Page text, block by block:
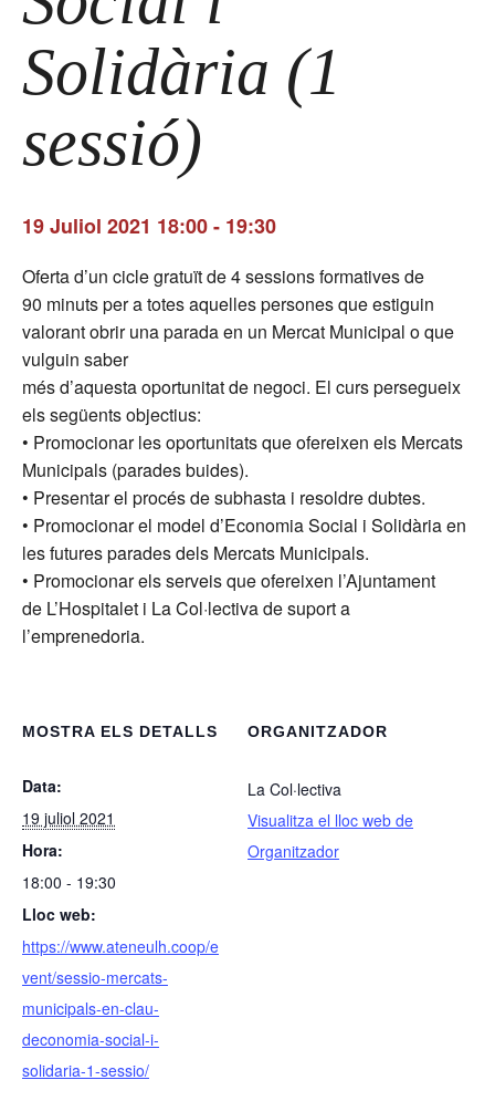
Solidària (1
sessió)
19 Juliol 2021 18:00- 19:30
Oferta d’un cicle gratuït de 4 sessions formatives de
90 minuts per a totes aquelles persones que estiguin
valorant obrir una parada en un Mercat Municipal o que
vulguin saber
més d’aquesta oportunitat de negoci. El curs persegueix
els següents objectius:
• Promocionar les oportunitats que ofereixen els Mercats
Municipals (parades buides).
• Presentar el procés de subhasta i resoldre dubtes.
• Promocionar el model d’Economia Social i Solidària en
les futures parades dels Mercats Municipals.
• Promocionar els serveis que ofereixen l’Ajuntament
de L’Hospitalet i La Col·lectiva de suport a
l’emprenedoria.
MOSTRA ELS DETALLS
Data:
19 juliol 2021
Hora:
18:00 - 19:30
Lloc web:
https://www.ateneulh.coop/e
vent/sessio-mercats-
municipals-en-clau-
deconomia-social-i-
solidaria-1-sessio/
ORGANITZADOR
La Col·lectiva
Visualitza el lloc web de
Organitzador